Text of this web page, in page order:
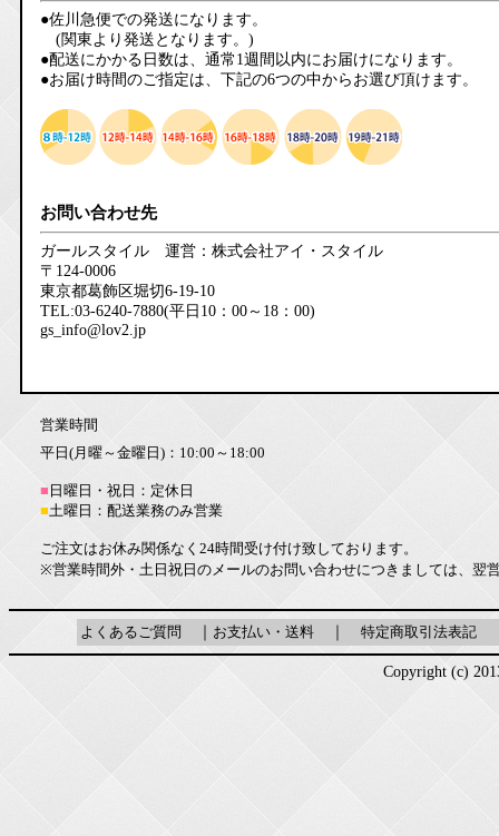
●佐川急便での発送になります。
(関東より発送となります。)
●配送にかかる日数は、通常1週間以内にお届けになります。
●お届け時間のご指定は、下記の6つの中からお選び頂けます。
お問い合わせ先
ガールスタイル 運営：株式会社アイ・スタイル
〒124-0006
東京都葛飾区堀切6-19-10
TEL:03-6240-7880(平日10：00～18：00)
gs_info@lov2.jp
営業時間
平日(月曜～金曜日)：10:00～18:00
■ 日曜日・祝日：定休日
■土曜日：配送業務のみ営業
ご注文はお休み関係なく24時間受け付け致しております。
※営業時間外・土日祝日のメールのお問い合わせにつきましては、翌
よくあるご質問 お支払い・送料 特定商取引法表記
Copyright (c)